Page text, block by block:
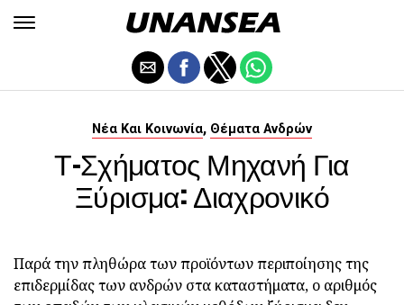
Νέα Και Κοινωνία, Θέματα Ανδρών
Τ-Σχήματος Μηχανή Για
Ξύρισμα: Διαχρονικό
Παρά την πληθώρα των προϊόντων περιποίησης της
επιδερμίδας των ανδρών στα καταστήματα, ο αριθμός